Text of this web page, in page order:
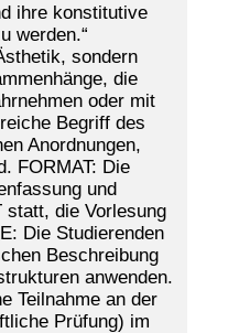
ihre konstitutive
werden.“
sondern
die
oder mit
Begriff des
Anordnungen,
FORMAT: Die
und
die Vorlesung
Die Studierenden
Beschreibung
anwenden.
Teilnahme an der
Prüfung) im